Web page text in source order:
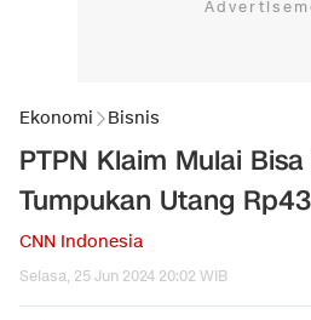
Ekonomi Bisnis
PTPN Klaim Mulai
Tumpukan Utang
CNN Indonesia
Selasa, 25 Jun 2024 20:02 WIB